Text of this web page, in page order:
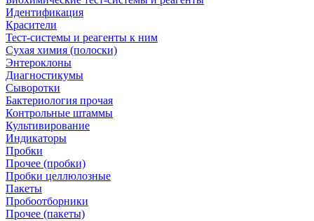
Идентификация
Красители
Тест-системы и реагенты к ним
Сухая химия (полоски)
Энтероклоны
Диагностикумы
Сыворотки
Бактериология прочая
Контрольные штаммы
Культивирование
Индикаторы
Пробки
Прочее (пробки)
Пробки целлюлозные
Пакеты
Пробоотборники
Прочее (пакеты)